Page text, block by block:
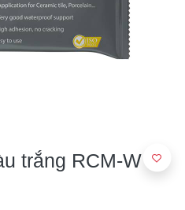
trắng RCM-W